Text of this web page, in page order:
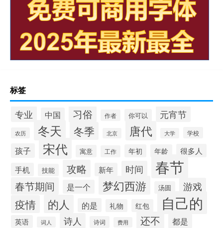
标签
专业 中国 习俗 作者 你可以 元宵节
农历 冬天 冬季 北京 唐代 大学 学校
孩子 宋代 寓意 工作 年初 年龄
很多人
手机
技能 攻略 新年 时间 春节
春节期间 是一个 梦幻西游 汤圆 游戏
疫情 的人 的是 礼物 红包 自己的
英语 词人 诗人 诗词 费用 还不 都是